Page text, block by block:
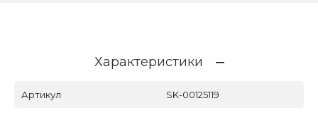
Характеристики
Артикул SK-00125119